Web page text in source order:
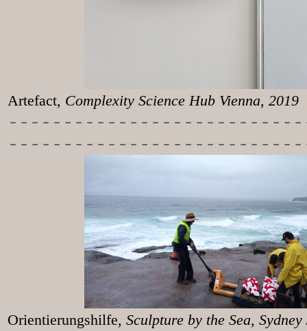
Artefact, Complexity Science Hub Vienna, 2019
-----------
Orientierungshilfe, Sculpture